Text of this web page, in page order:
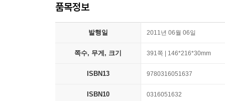
품목정보
발행일 2011년 06월 06일
쪽수, 무게, 크기 391쪽 | 146*216*30mm
ISBN13 9780316051637
ISBN10 0316051632